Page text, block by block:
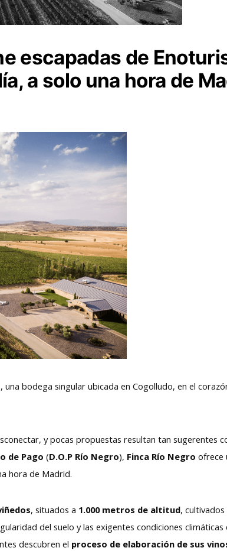
escapadas de
a solo una hora de
bodega singular ubicada en Cogolludo, en el
y pocas propuestas resultan tan sugerentes
de Pago (D.O.P Río Negro), Finca Río Negro ofrece
hora de Madrid.
, situados a 1.000 metros de altitud,
del suelo y las exigentes condiciones climáticas
descubren el proceso de elaboración de sus